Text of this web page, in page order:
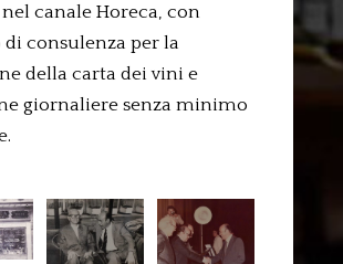
canale Horeca, con
di consulenza per la
della carta dei vini e
giornaliere senza minimo